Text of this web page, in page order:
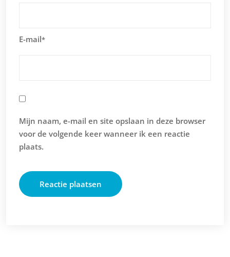
E-mail*
Mijn naam, e-mail en site opslaan in deze browser
voor de volgende keer wanneer ik een reactie
plaats.